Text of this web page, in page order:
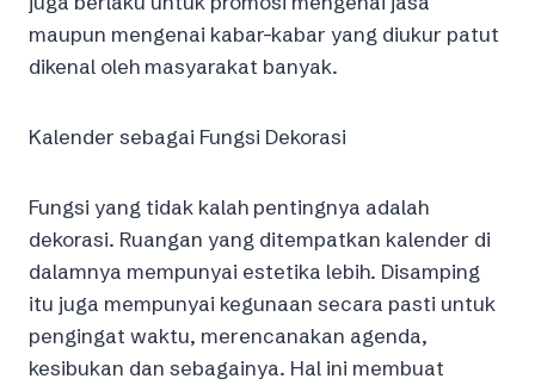
maupun mengenai kabar-kabar yang diukur patut
dikenal oleh masyarakat banyak.
Kalender sebagai Fungsi Dekorasi
Fungsi yang tidak kalah pentingnya adalah
dekorasi. Ruangan yang ditempatkan kalender di
dalamnya mempunyai estetika lebih. Disamping
itu juga mempunyai kegunaan secara pasti untuk
pengingat waktu, merencanakan agenda,
kesibukan dan sebagainya. Hal ini membuat